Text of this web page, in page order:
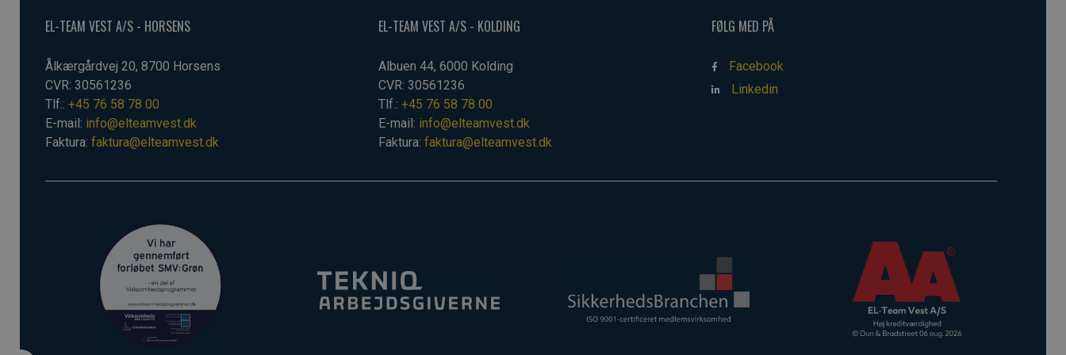
EL-TEAM VEST A/S - HORSENS
Ålkærgårdvej 20, 8700 Horsens
CVR: 30561236
Tlf.: +45 76 58 78 00
E-mail: info@elteamvest.dk
Faktura: faktura@elteamvest.dk
EL-TEAM VEST A/S - KOLDING
Albuen 44, 6000 Kolding
CVR: 30561236
Tlf.: +45 76 58 78 00
E-mail: info@elteamvest.dk
Faktura: faktura@elteamvest.dk
FØLG MED PÅ
Facebook
Linkedin